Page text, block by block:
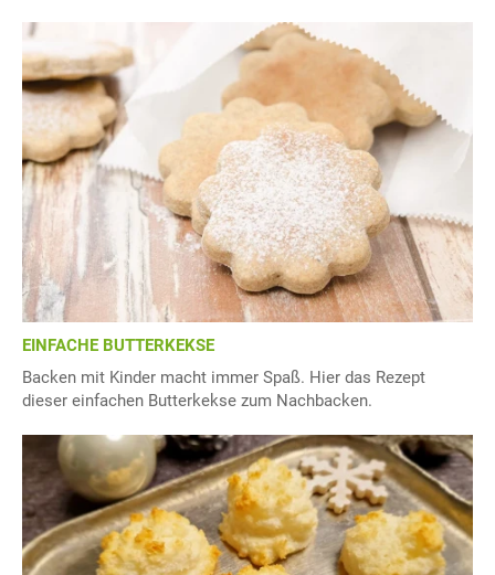
EINFACHE BUTTERKEKSE
Backen mit Kinder macht immer Spaß. Hier das Rezept
dieser einfachen Butterkekse zum Nachbacken.